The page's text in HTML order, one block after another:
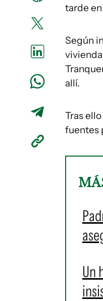
tarde en
Según
allí.
Tras
fuentes
Un